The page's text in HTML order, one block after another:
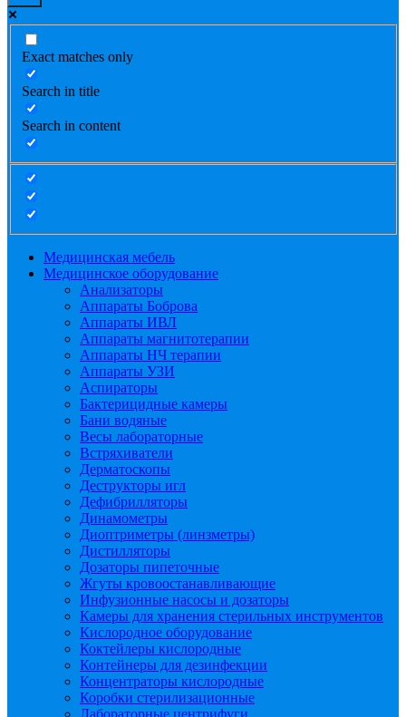
Exact matches only
Search in title
Search in content
Медицинская мебель
Медицинское оборудование
Анализаторы
Аппараты Боброва
Аппараты ИВЛ
Аппараты магнитотерапии
Аппараты НЧ терапии
Аппараты УЗИ
Аспираторы
Бактерицидные камеры
Бани водяные
Весы лабораторные
Встряхиватели
Дерматоскопы
Деструкторы игл
Дефибрилляторы
Динамометры
Диоптриметры (линзметры)
Дистилляторы
Дозаторы пипеточные
Жгуты кровоостанавливающие
Инфузионные насосы и дозаторы
Камеры для хранения стерильных инструментов
Кислородное оборудование
Коктейлеры кислородные
Контейнеры для дезинфекции
Концентраторы кислородные
Коробки стерилизационные